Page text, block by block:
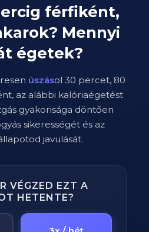
férfiként,
Mennyi
égetek?
úszásol 30 percet, 80
az alábbi kalóriaégetést
gyakorisága döntően
sikerességét és az
javulását.
VÉGZED EZT A
HETENTE?